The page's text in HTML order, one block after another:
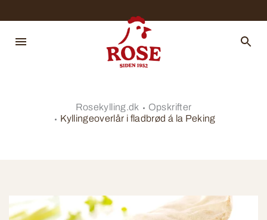
Rosekylling.dk
Opskrifter
Kyllingeoverlår i fladbrød á la Peking